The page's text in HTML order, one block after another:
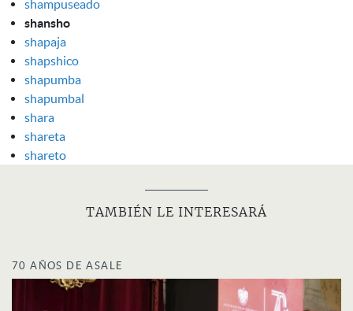
shampuseado
shansho
shapaja
shapshico
shapumba
shapumbal
shara
shareta
shareto
TAMBIÉN LE INTERESARÁ
70 AÑOS DE ASALE